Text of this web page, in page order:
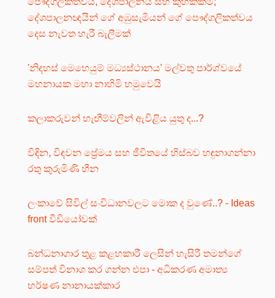
දේශපාලනඥයින් ගේ අඹුසැමියන් ගේ පෞද්ගලිකත්වය
දෙස නැවත හැරී බැලීමක්
'නිදහස් මෙහෙයුම් මධ්‍යස්ථානය' මල්වතු පාර්ශ්වයේ
මහනායක මහා නාහිමි හමුවෙයි
කලාකරුවන් හැඟීම්වලින් ඇවිළිය යුතු ද...?
විඳින, විඳවන ප්‍රේමය සහ ජීවිතයේ හිස්බව හඳුනාගන්නා
රතු කුරුමිණි හීන
ලංකාවේ සිවිල් සංවිධානවලට මොක ද වුණේ..? - Ideas
front වීඩියෝවක්
බන්ධනාගාර තුළ කළහකාරී ලෙසින් හැසිරී තමන්ගේ
සම්පත් විනාශ කර ගන්න එපා - අධිකරණ අමාත්‍ය
හර්ෂණ නානායක්කාර